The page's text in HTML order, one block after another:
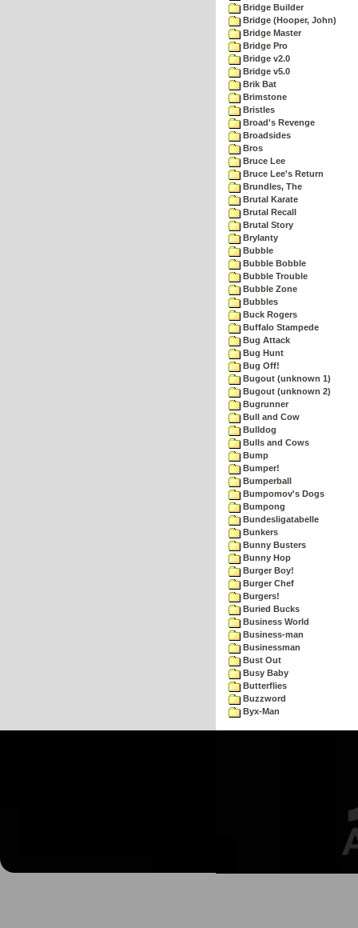
Bridge Builder
Bridge (Hooper, John)
Bridge Master
Bridge Pro
Bridge v2.0
Bridge v5.0
Brik Bat
Brimstone
Bristles
Broad's Revenge
Broadsides
Bros
Bruce Lee
Bruce Lee's Return
Brundles, The
Brutal Karate
Brutal Recall
Brutal Story
Brylanty
Bubble
Bubble Bobble
Bubble Trouble
Bubble Zone
Bubbles
Buck Rogers
Buffalo Stampede
Bug Attack
Bug Hunt
Bug Off!
Bugout (unknown 1)
Bugout (unknown 2)
Bugrunner
Bull and Cow
Bulldog
Bulls and Cows
Bump
Bumper!
Bumperball
Bumpomov's Dogs
Bumpong
Bundesligatabelle
Bunkers
Bunny Busters
Bunny Hop
Burger Boy!
Burger Chef
Burgers!
Buried Bucks
Business World
Business-man
Businessman
Bust Out
Busy Baby
Butterflies
Buzzword
Byx-Man